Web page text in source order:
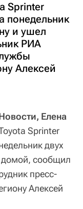
Sprinter
понедельник
и ушел
РИА
Алексей
Елена
Sprinter
двух
сообщил
пресс-
Алексей